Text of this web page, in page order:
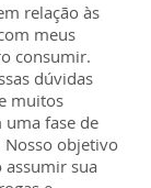
relação às
meus
consumir.
dúvidas
muitos
uma fase de
Nosso objetivo
assumir sua